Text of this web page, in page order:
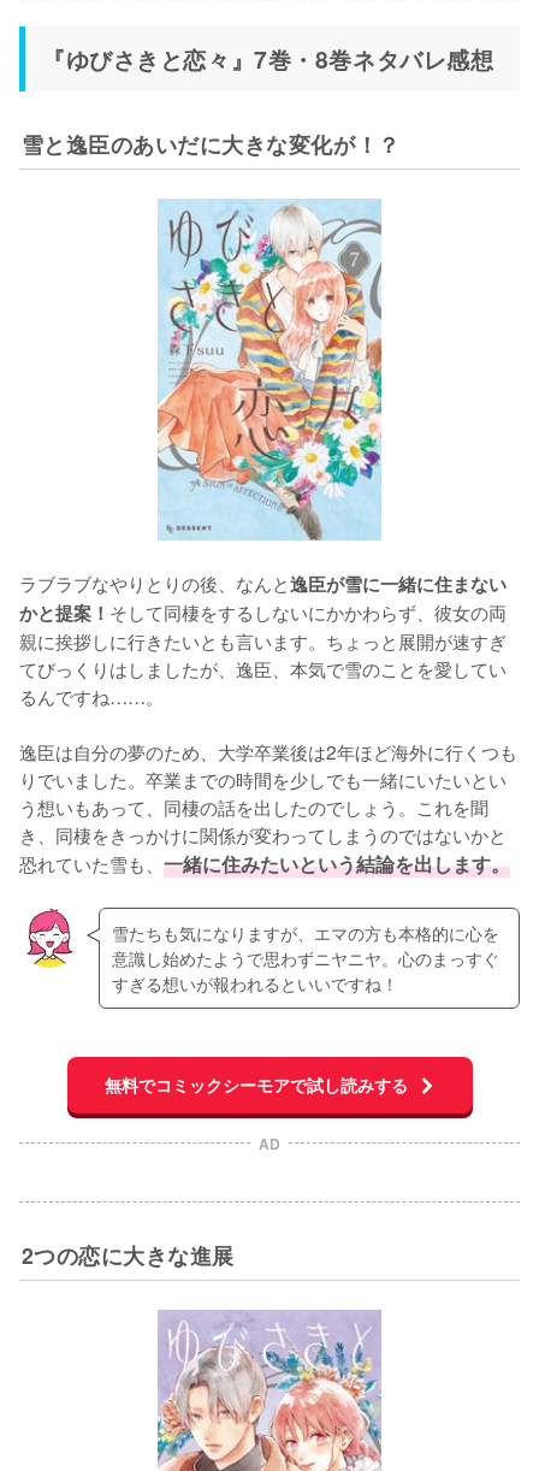
『ゆびさきと恋々』7巻・8巻ネタバレ感想
雪と逸臣のあいだに大きな変化が！？
ラブラブなやりとりの後、なんと逸臣が雪に一緒に住まない
かと提案！ そして同棲をするしないにかかわらず、彼女の両
親に挨拶しに行きたいとも言います。ちょっと展開が速すぎ
てびっくりはしましたが、逸臣、本気で雪のことを愛してい
るんですね……。
逸臣は自分の夢のため、大学卒業後は2年ほど海外に行くつも
りでいました。卒業までの時間を少しでも一緒にいたいとい
う想いもあって、同棲の話を出したのでしょう。これを聞
き、同棲をきっかけに関係が変わってしまうのではないかと
恐れていた雪も、 一緒に住みたいという結論を出します。
雪たちも気になりますが、エマの方も本格的に心を
意識し始めたようで思わずニヤニヤ。心のまっすぐ
すぎる想いが報われるといいですね！
無料でコミックシーモアで試し読みする
AD
2つの恋に大きな進展